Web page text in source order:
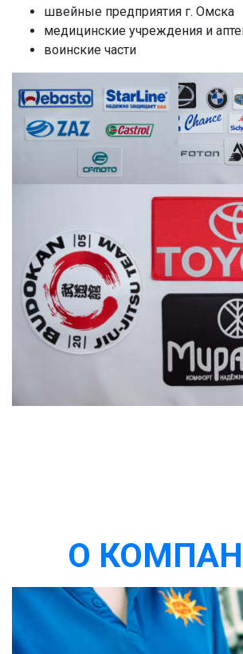
швейные предприятия г. Омска
медицинские учреждения и
воинские части
О